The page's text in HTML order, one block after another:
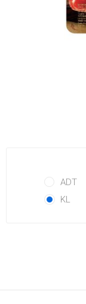
ADT
KL